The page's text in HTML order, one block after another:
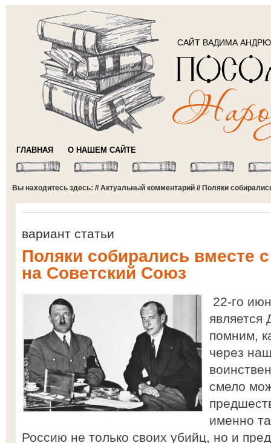
САЙТ ВАДИМА
ГЛАВНАЯ О НАШЕМ САЙТЕ
Вы находитесь здесь: //Актуальный комментарий // Поляки
вариант статьи
Поляки собирались вместе
на Советский Союз
22-го
помним,
через
смело
именно
Россию не только своих убийц, но и